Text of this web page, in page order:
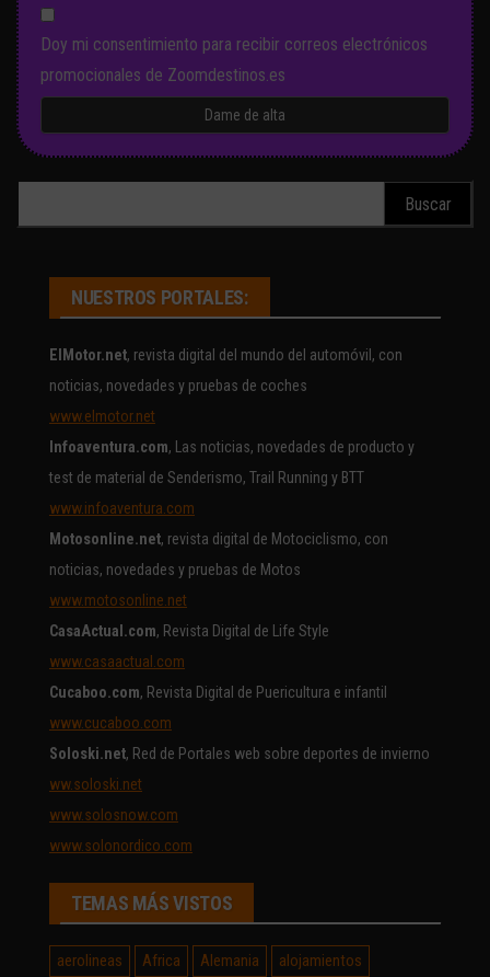
Doy mi consentimiento para recibir correos electrónicos
promocionales de Zoomdestinos.es
NUESTROS PORTALES:
ElMotor.net, revista digital del mundo del automóvil, con
noticias, novedades y pruebas de coches
www.elmotor.net
Infoaventura.com, Las noticias, novedades de producto y
test de material de Senderismo, Trail Running y BTT
www.infoaventura.com
Motosonline.net, revista digital de Motociclismo, con
noticias, novedades y pruebas de Motos
www.motosonline.net
CasaActual.com, Revista Digital de Life Style
www.casaactual.com
Cucaboo.com, Revista Digital de Puericultura e infantil
www.cucaboo.com
Soloski.net, Red de Portales web sobre deportes de invierno
ww.soloski.net
www.solosnow.com
www.solonordico.com
TEMAS MÁS VISTOS
aerolineas Africa Alemania
alojamientos